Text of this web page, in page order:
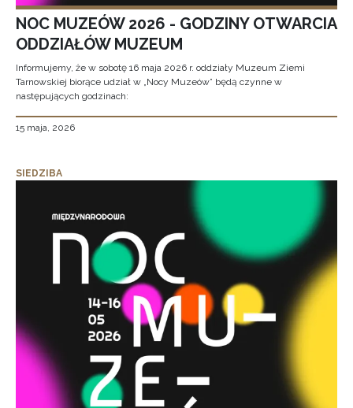
NOC MUZEÓW 2026 - GODZINY OTWARCIA
ODDZIAŁÓW MUZEUM
Informujemy, że w sobotę 16 maja 2026 r. oddziały Muzeum Ziemi
Tarnowskiej biorące udział w „Nocy Muzeów” będą czynne w
następujących godzinach:
15 maja, 2026
SIEDZIBA